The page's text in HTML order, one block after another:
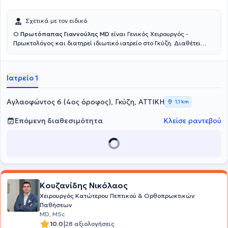
Σχετικά με τον ειδικό
Ο Πρωτόπαπας Γιαννούλης MD είναι Γενικός Χειρουργός -
Πρωκτολόγος και διατηρεί ιδιωτικό ιατρείο στο Γκύζη. Διαθέτει
Καποδιστριακού Πανεπιστημίου Αθηνών και ειδικεύτηκε στη Γενική
Μετεκπαιδεύτηκε στην Επείγουσα Προνοσοκομειακή Ιατρική και
κατέχει πιστοποίηση ATLS και Definitive Surgical Trauma Care
Course. Είναι συνεργάτης της Αθηναϊκής Κλινικής και του Doctor's
Hospital. Τέλος, είναι μέλος της Ελληνικής Εταιρείας Επούλωσης
Τραύματος και Ελκών και συμμετέχει σε πλήθος συνεδρίων στην
Ελλάδα και το εξωτερικό, στα πλαίσια της συνεχούς κατάρτισης,
Ιατρείο 1
Αγλαοφώντος 6 (4ος όροφος), Γκύζη, ΑΤΤΙΚΗ 1,1 km
Επόμενη διαθεσιμότητα Κλείσε ραντεβού
Κουζανίδης Νικόλαος
Χειρουργός Κατώτερου Πεπτικού & Ορθοπρωκτικών
Παθήσεων
MD, MSc
10.0|28 αξιολογήσεις